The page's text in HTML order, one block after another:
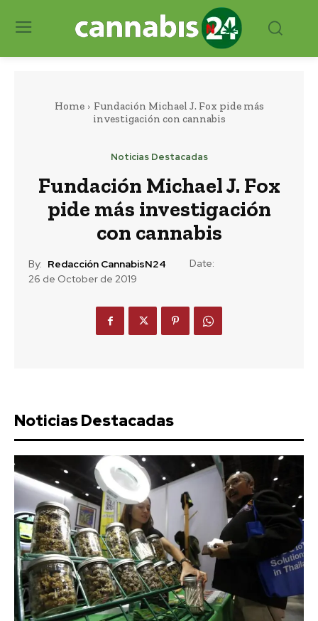
Home
Fundación Michael J. Fox pide más
investigación con cannabis
Noticias Destacadas
Fundación Michael J. Fox
pide más investigación
con cannabis
By: Redacción CannabisN24
Date:
26 de October de 2019
Noticias Destacadas